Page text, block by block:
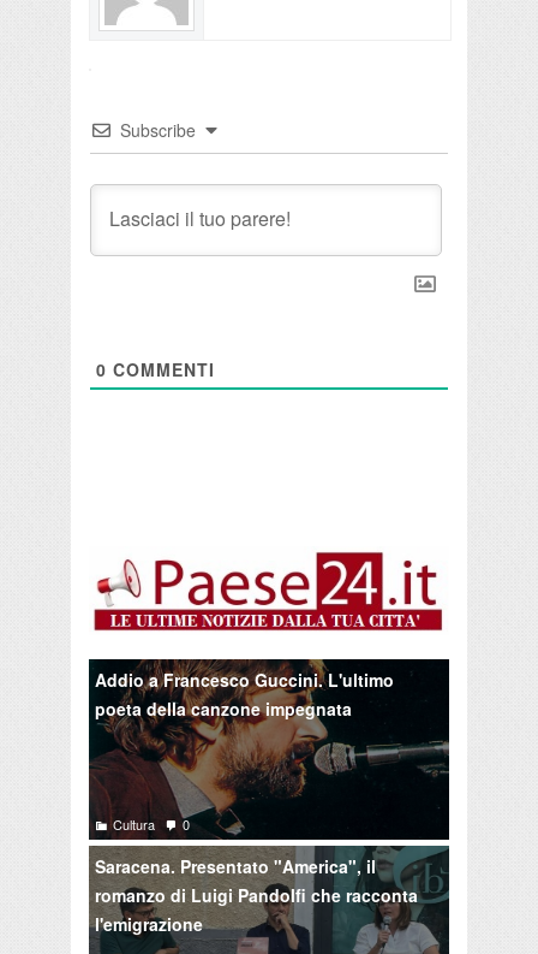
Subscribe
0 COMMENTI
Addio a Francesco Guccini. L'ultimo
poeta della canzone impegnata
Cultura 0
Saracena. Presentato "America", il
romanzo di Luigi Pandolfi che racconta
l'emigrazione